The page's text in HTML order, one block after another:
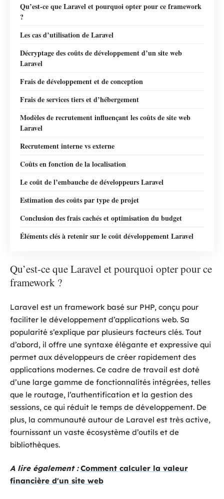
Qu’est-ce que Laravel et pourquoi opter pour ce framework
?
Les cas d’utilisation de Laravel
Décryptage des coûts de développement d’un site web
Laravel
Frais de développement et de conception
Frais de services tiers et d’hébergement
Modèles de recrutement influençant les coûts de site web
Laravel
Recrutement interne vs externe
Coûts en fonction de la localisation
Le coût de l’embauche de développeurs Laravel
Estimation des coûts par type de projet
Conclusion des frais cachés et optimisation du budget
Éléments clés à retenir sur le coût développement Laravel
Qu’est-ce que Laravel et pourquoi opter pour ce
framework ?
Laravel est un framework basé sur PHP, conçu pour
faciliter le développement d’applications web. Sa
popularité s’explique par plusieurs facteurs clés. Tout
d’abord, il offre une syntaxe élégante et expressive qui
permet aux développeurs de créer rapidement des
applications modernes. Ce cadre de travail est doté
d’une large gamme de fonctionnalités intégrées, telles
que le routage, l’authentification et la gestion des
sessions, ce qui réduit le temps de développement. De
plus, la communauté autour de Laravel est très active,
fournissant un vaste écosystème d’outils et de
bibliothèques.
A lire également : Comment calculer la valeur
financière d'un site web